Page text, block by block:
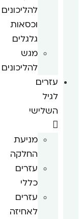
להליכונים
וכסאות
גלגלים
מגש
להליכונים
עזרים
לגיל
השלישי
מניעת
החלקה
עזרים
כללי
עזרים
לאחיזה